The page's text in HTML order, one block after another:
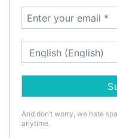
And don’t worry, we hate
anytime.